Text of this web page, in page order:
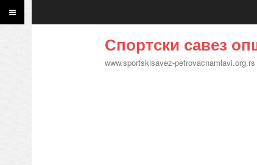
Спортски савез
www.sportskisavez-petrovacnamlavi.org.rs